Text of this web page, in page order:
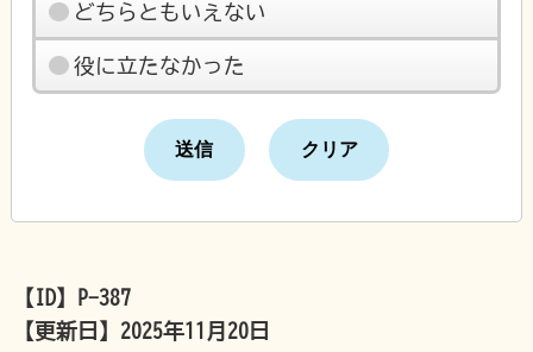
どちらともいえない
役に立たなかった
【ID】
P-387
【更新日】 2025年11月20日